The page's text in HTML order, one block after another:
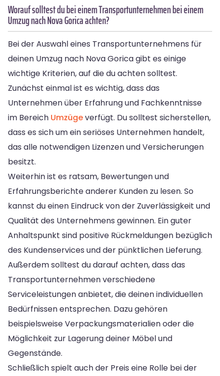
Worauf solltest du bei einem Transportunternehmen bei einem
Umzug nach Nova Gorica achten?
Bei der Auswahl eines Transportunternehmens für
deinen Umzug nach Nova Gorica gibt es einige
wichtige Kriterien, auf die du achten solltest.
Zunächst einmal ist es wichtig, dass das
Unternehmen über Erfahrung und Fachkenntnisse
im Bereich Umzügeverfügt. Du solltest sicherstellen,
dass es sich um ein seriöses Unternehmen handelt,
das alle notwendigen Lizenzen und Versicherungen
besitzt.
Weiterhin ist es ratsam, Bewertungen und
Erfahrungsberichte anderer Kunden zu lesen. So
kannst du einen Eindruck von der Zuverlässigkeit und
Qualität des Unternehmens gewinnen. Ein guter
Anhaltspunkt sind positive Rückmeldungen bezüglich
des Kundenservices und der pünktlichen Lieferung.
Außerdem solltest du darauf achten, dass das
Transportunternehmen verschiedene
Serviceleistungen anbietet, die deinen individuellen
Bedürfnissen entsprechen. Dazu gehören
beispielsweise Verpackungsmaterialien oder die
Möglichkeit zur Lagerung deiner Möbel und
Gegenstände.
Schließlich spielt auch der Preis eine Rolle bei der